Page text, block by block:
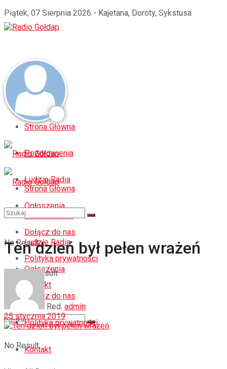
Piątek, 07 Sierpnia 2026 - Kajetana, Doroty, Sykstusa
Strona Główna
Pozdrowienia
Ludzie Radia
Ogłoszenia
Dołącz do nas
Polityka prywatności
Kontakt
No Result
Strona Główna
Pozdrowienia
Ludzie Radia
Ogłoszenia
Dołącz do nas
Polityka prywatności
Kontakt
No Result
View All Result
Ten dzień był pełen wrażeń
Red. admin
25 stycznia 2019